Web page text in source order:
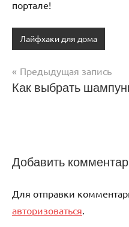
портале!
Лайфхаки для дома
Навигация
Предыдущая запись
Как выбрать
Добавить
Для отправки
авторизоваться